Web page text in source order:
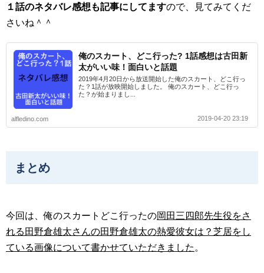
１話のネタバレ感想も記事にしてますので、見てみてくだ
さいね＾＾
俺のスカート、どこ行った? 1話感想は古田新
太がいい味！面白いと話題
2019年4月20日から放送開始した俺のスカート、どこ行っ
た？1話が放映開始しました。 俺のスカート、どこ行っ
た？が始まりまし...
alfledino.com 2019-04-20 23:19
まとめ
今回は、俺のスカートどこ行ったの岡田三四郎先生役をさ
れる田野倉雄太さんの田野倉雄太の熱愛彼女は？芝居をし
ている画像について書かせていただきました 。